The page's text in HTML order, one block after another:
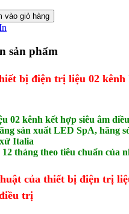
vào giỏ hàng
sản phẩm
bị điện trị liệu 02 kênh
02 kênh kết hợp siêu âm
sản xuất LED SpA, hãng
Italia
tháng theo tiêu chuẩn của
của thiết bị điện trị
trị